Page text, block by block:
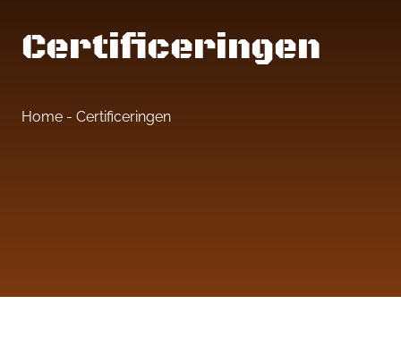
Certificeringen
Home - Certificeringen